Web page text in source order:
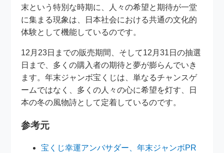
末という特別な時期に、人々の希望と期待が一堂
に集まる現象は、日本社会における共通の文化的
体験として機能しているのです。
12月23日までの販売期間、そして12月31日の抽選
日まで、多くの購入者の期待と夢が膨らんでいき
ます。年末ジャンボ宝くじは、単なるチャンスゲ
ームではなく、多くの人々の心に希望を灯す、日
本の冬の風物詩として定着しているのです。
参考元
宝くじ幸運アンバサダー、年末ジャンボPR